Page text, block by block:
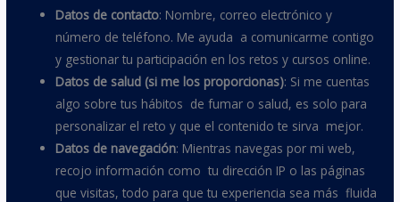
Datos de contacto: Nombre, correo electrónico y
número de teléfono. Me ayuda a comunicarme contigo
y gestionar tu participación en los retos y cursos online.
Datos de salud (si me los proporcionas): Si me cuentas
algo sobre tus hábitos de fumar o salud, es solo para
personalizar el reto y que el contenido te sirva mejor.
Datos de navegación: Mientras navegas por mi web,
recojo información como tu dirección IP o las páginas
que visitas, todo para que tu experiencia sea más fluida